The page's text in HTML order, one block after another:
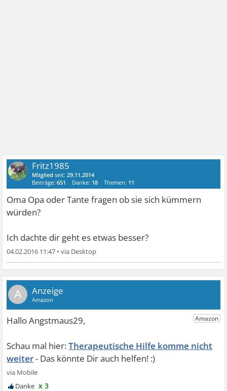
Fritz1985
Mitglied seit:29.11.2014
Beiträge:651 Danke: 18 Themen: 11
Oma Opa oder Tante fragen ob sie sich kümmern
würden?
Ich dachte dir geht es etwas besser?
04.02.2016 11:47 •
A
Therapeutische Hilfe komme nicht
weiter
x 3